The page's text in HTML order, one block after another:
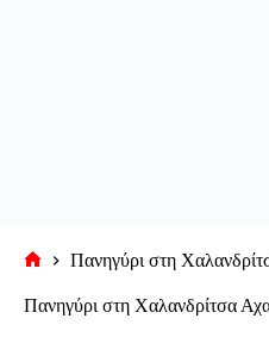
σελίδα
Πανηγύρι στη
Πανηγύρι στη Χαλανδρίτσα